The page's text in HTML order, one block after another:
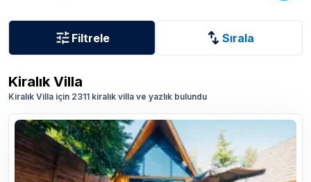
Filtrele Sırala
Kiralık Villa
Kiralık Villa için 2311 kiralık villa ve yazlık bulundu